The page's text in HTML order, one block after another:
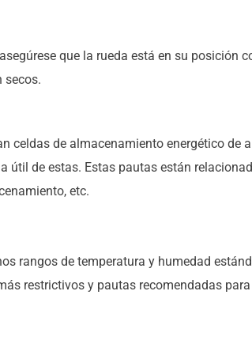
que la rueda está en su
secos.
celdas de almacenamiento energético de
útil de estas. Estas pautas están
etc.
rangos de temperatura y humedad
restrictivos y pautas recomendadas